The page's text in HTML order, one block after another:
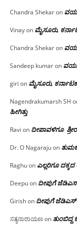
Chandra Shekaron
Vinayon ಮೈಸೂರು,
Chandra Shekaron
Sandeep kumaron
giri on ಮೈಸೂರು,
Nagendrakumarsh SH
ಹೀಗಿತ್ತು
Ravi on ದೀಪಾವಳಿಗೂ
Dr. O Nagarajuon
Raghuon ಎಲ್ಲರಿಗೂ
Deepuon ದೀಪುಗೆ ಜೆಡಿಎಸ್
Girishon ದೀಪುಗೆ ಜೆಡಿಎಸ್
ಸತ್ಯನಾರಾಯಣon